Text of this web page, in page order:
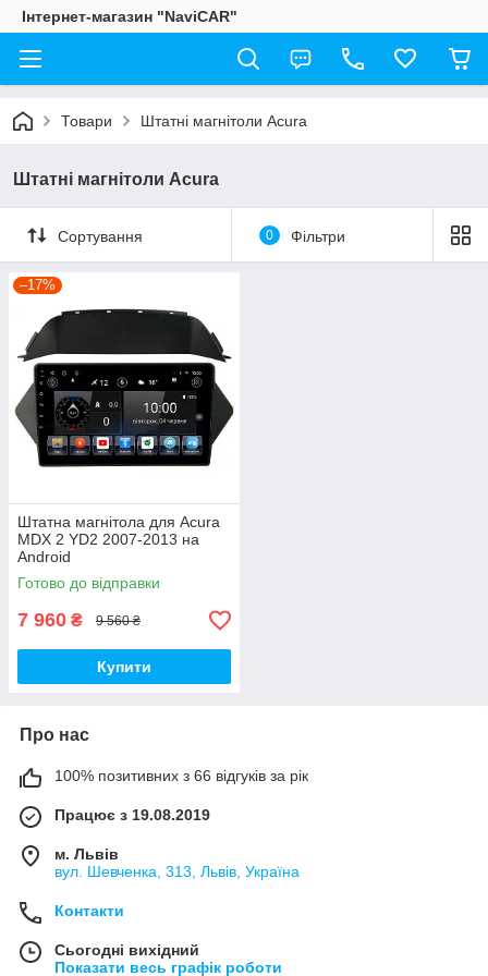
Інтернет-магазин "NaviCAR"
Товари Штатні магнітоли Acura
Штатні магнітоли Acura
Сортування 0 Фільтри
–17%
Штатна магнітола для Acura
MDX 2 YD2 2007-2013 на
Android
Готово до відправки
7 960 ₴ 9 560 ₴
Купити
Про нас
100% позитивних з 66 відгуків за рік
Працює з 19.08.2019
м. Львів
вул. Шевченка, 313, Львів, Україна
Контакти
Сьогодні вихідний
Показати весь графік роботи